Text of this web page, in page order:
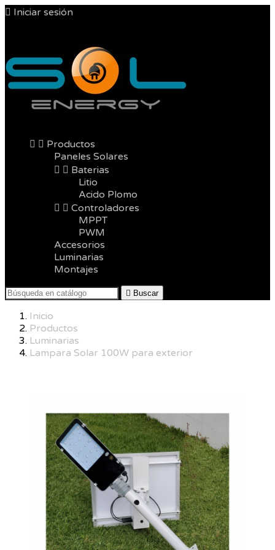
 Iniciar sesión
  Productos
Paneles Solares
  Baterias
Litio
Acido Plomo
  Controladores
MPPT
PWM
Accesorios
Luminarias
Montajes
 Buscar
Inicio
Productos
Luminarias
Lampara Solar 100W para exterior